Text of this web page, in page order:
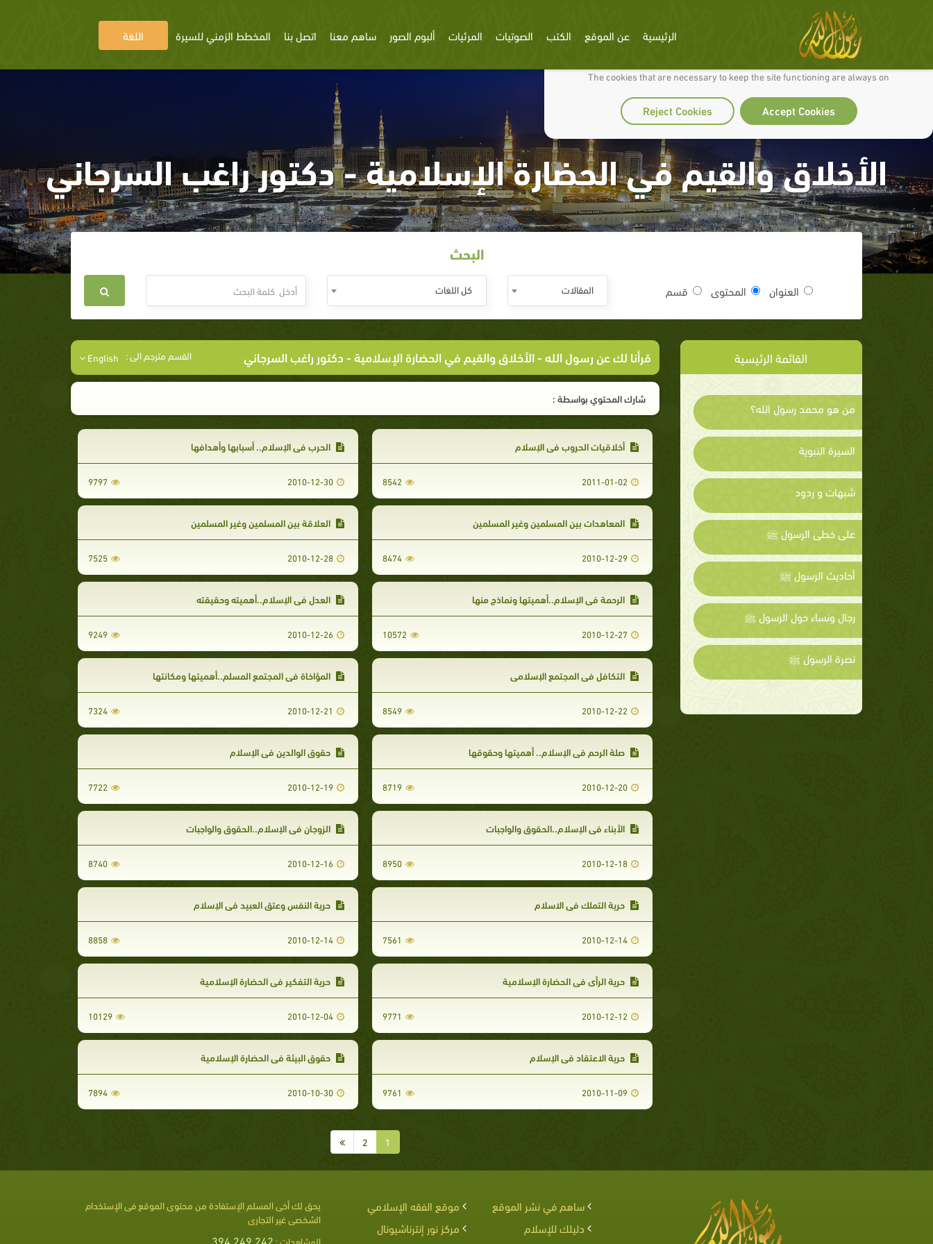
We use cookies to make our site work well for you and so we can continually improve it.
The cookies that are necessary to keep the site functioning are always on
Accept Cookies
Reject Cookies
الرئيسية عن الموقع الكتب الصوتيات المرئيات ألبوم الصور ساهم معنا اتصل بنا المخطط الزمني للسيرة اللغة
الأخلاق والقيم في الحضارة الإسلامية - دكتور راغب السرجاني
البحث
العنوان المحتوى قسم المقالات كل اللغات
القائمة الرئيسية
من هو محمد رسول الله؟
السيرة النبوية
شبهات و ردود
على خطى الرسول ﷺ
أحاديث الرسول ﷺ
رجال ونساء حول الرسول ﷺ
نصرة الرسول ﷺ
قرأنا لك عن رسول الله- الأخلاق والقيم في الحضارة الإسلامية - دكتور راغب السرجاني القسم مترجم الى : English
شارك المحتوي بواسطة :
أخلاقيات الحروب في الإسلام
2011-01-02
8542
الحرب في الإسلام.. أسبابها وأهدافها
2010-12-30
9797
المعاهدات بين المسلمين وغير المسلمين
2010-12-29
8474
العلاقة بين المسلمين وغير المسلمين
2010-12-28
7525
الرحمة في الإسلام..أهميتها ونماذج منها
2010-12-27
10572
العدل في الإسلام..أهميته وحقيقته
2010-12-26
9249
التكافل في المجتمع الإسلامي
2010-12-22
8549
المؤاخاة في المجتمع المسلم..أهميتها ومكانتها
2010-12-21
7324
صلة الرحم في الإسلام.. أهميتها وحقوقها
2010-12-20
8719
حقوق الوالدين في الإسلام
2010-12-19
7722
الأبناء في الإسلام..الحقوق والواجبات
2010-12-18
8950
الزوجان في الإسلام..الحقوق والواجبات
2010-12-16
8740
حرية التملك في الاسلام
2010-12-14
7561
حرية النفس وعتق العبيد في الإسلام
2010-12-14
8858
حرية الرأي في الحضارة الإسلامية
2010-12-12
9771
حرية التفكير في الحضارة الإسلامية
2010-12-04
10129
حرية الاعتقاد في الإسلام
2010-11-09
9761
حقوق البيئة في الحضارة الإسلامية
2010-10-30
7894
1
2
ساهم في نشر الموقع
موقع الفقه الإسلامي
دليلك للإسلام
مركز نور إنترناشيونال
يحق لك أخى المسلم الإستفادة من محتوى الموقع فى الإستخدام
الشخصى غير التجارى
المشاهدات : 394,249,242